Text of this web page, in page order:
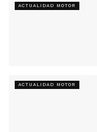
ACTUALIDAD MOTOR
ACTUALIDAD MOTOR